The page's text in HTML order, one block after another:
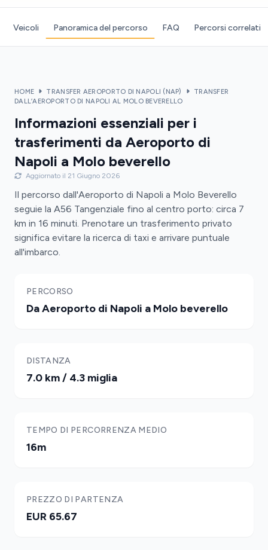
Veicoli Panoramica del percorso FAQ Percorsi correlati
HOME TRANSFER AEROPORTO DI NAPOLI (NAP)
TRANSFER
DALL’AEROPORTO DI NAPOLI AL MOLO BEVERELLO
Informazioni essenziali per i
trasferimenti da Aeroporto di
Napoli a Molo beverello
Aggiornato il 21 Giugno 2026
Il percorso dall'Aeroporto di Napoli a Molo Beverello
seguie la A56 Tangenziale fino al centro porto: circa 7
km in 16 minuti. Prenotare un trasferimento privato
significa evitare la ricerca di taxi e arrivare puntuale
all'imbarco.
PERCORSO
Da Aeroporto di Napoli a Molo beverello
DISTANZA
7.0 km / 4.3 miglia
TEMPO DI PERCORRENZA MEDIO
16m
PREZZO DI PARTENZA
EUR 65.67